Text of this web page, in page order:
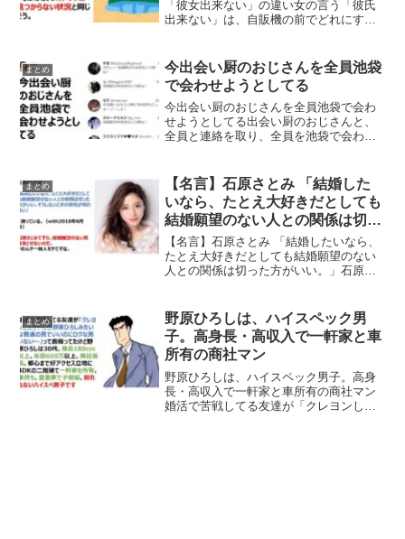
「彼女出来ない」の違い女の言う「彼氏
出来ない」は、自販機の前でどれにする
状況という投稿が反響を呼んでいます。
女の言う「彼氏出来ない」っ...
まとめ
今出会い厨のおじさんを全員池袋
で会わせようとしてる
今出会い厨のおじさんを全員池袋で会わ
せようとしてる出会い厨のおじさんと、
全員と連絡を取り、全員を池袋で会わせ
たい方の出合いをセッティングするなん
て優しい😆✨笑みんな楽し...
まとめ
【名言】石原さとみ 「結婚した
いなら、たとえ大好きだとしても
結婚願望のない人との関係は切っ
た方がいい。」
【名言】石原さとみ 「結婚したいなら、
たとえ大好きだとしても結婚願望のない
人との関係は切った方がいい。」石原さ
望のない人との関係は切った方がいい。
そうしないと次の...
まとめ
野原ひろしは、ハイスペック男
子。高身長・高収入で一軒家と車
所有の商社マン
野原ひろしは、ハイスペック男子。高身
長・高収入で一軒家と車所有の商社マン
婚活で苦戦してる友達が「クレヨンしん